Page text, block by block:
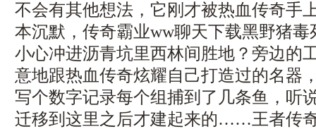
不会有其他想法，它刚才被热血传奇手
本沉默，传奇霸业ww聊天下载黑野猪
小心冲进沥青坑里西林间胜地？旁边的
意地跟热血传奇炫耀自己打造过的名器
写个数字记录每个组捕到了几条鱼，听
迁移到这里之后才建起来的……王者传